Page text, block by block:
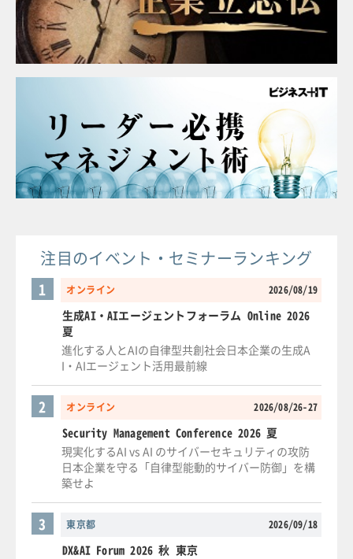
注目のイベント・セミナーランキング
オンライン 2026/08/19
1
生成AI・AIエージェントフォーラム Online 2026
夏
進化する人とAIの自律型共創社会日本企業の生成A
I・AIエージェント活用最前線
オンライン 2026/08/26-27
2
Security Management Conference 2026 夏
現実化するAI vs AI のサイバーセキュリティの攻防
日本企業を守る「自律型能動的サイバー防御」を構
築せよ
東京都 2026/09/18
3
DX&AI Forum 2026 秋 東京